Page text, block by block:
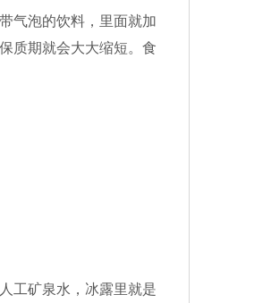
气泡的饮料，里面就加
质期就会大大缩短。食
工矿泉水，冰露里就是